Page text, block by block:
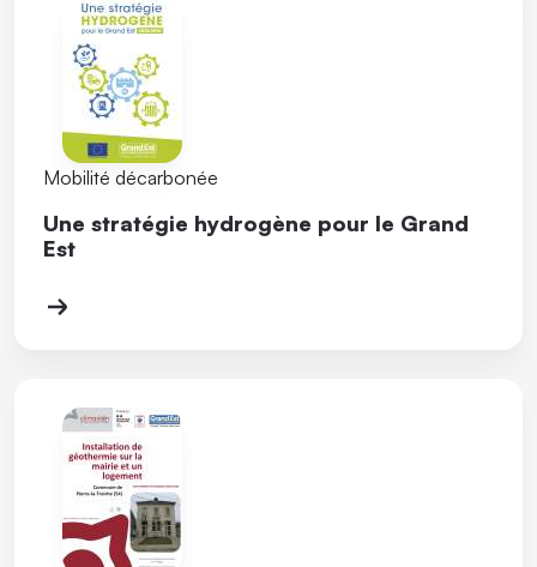
Mobilité décarbonée
Une stratégie hydrogène pour le Grand
Est